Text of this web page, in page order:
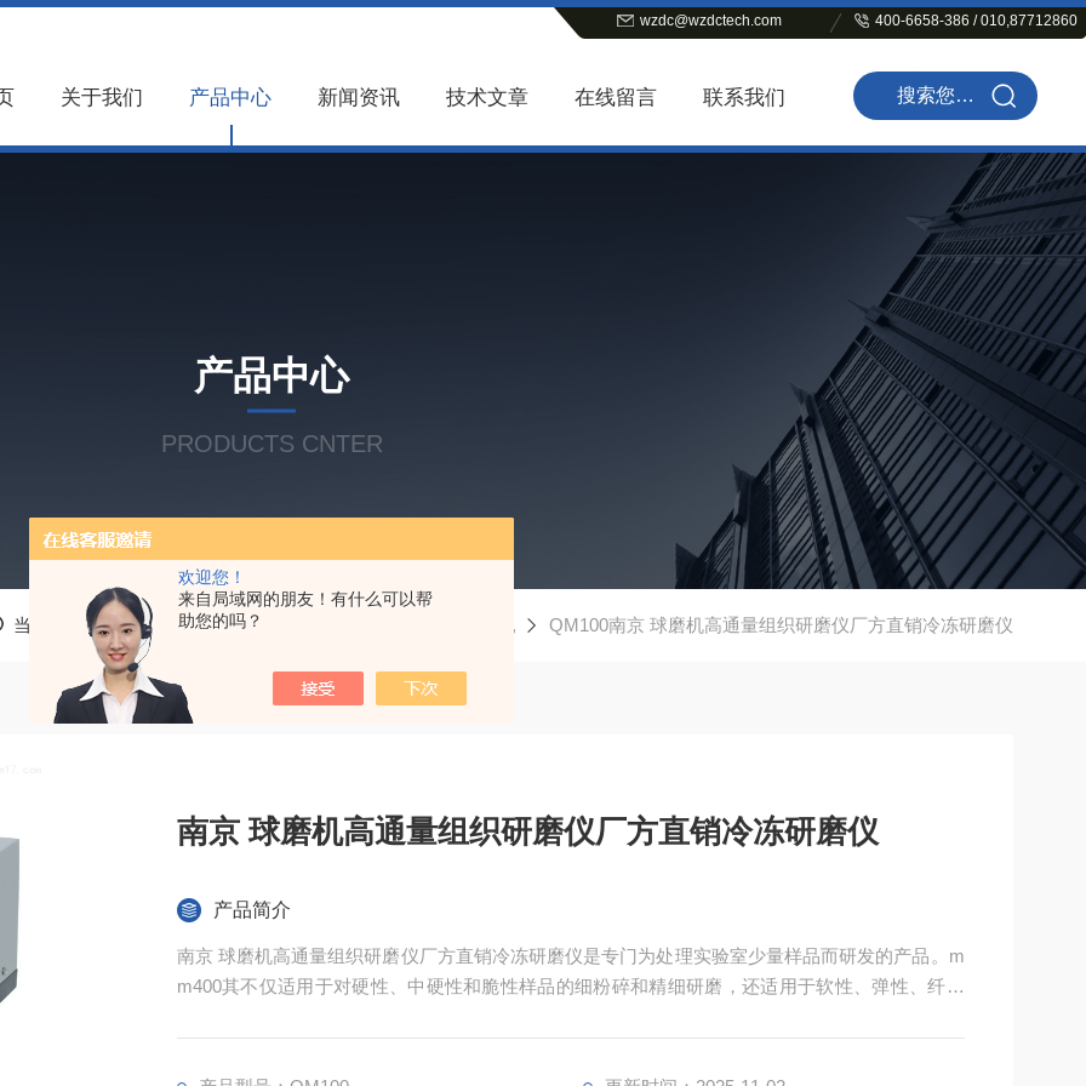
欢迎您！
来自局域网的朋友！有什么可以帮
助您的吗？
wzdc@wzdctech.com 400-6658-386 / 010,87712860
关于我们 产品中心 新闻资讯 技术文章 在线留言 联系我们
产品中心
PRODUCTS CNTER
当前位置：首页 产品中心 球磨机 QM100南京 球磨机高通量组织研磨仪厂方直销冷冻研磨仪
南京 球磨机高通量组织研磨仪厂方直销冷冻研磨仪
产品简介
南京 球磨机高通量组织研磨仪厂方直销冷冻研磨仪是专门为处理实验室少量样品而研发的产品。m
m400其不仅适用于对硬性、中硬性和脆性样品的细粉碎和精细研磨，还适用于软性、弹性、纤维